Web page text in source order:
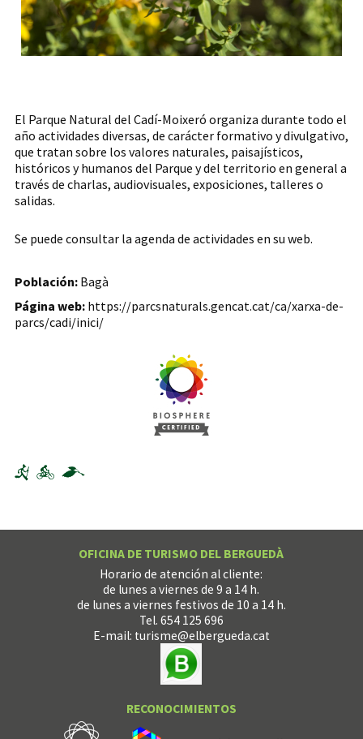
El Parque Natural del Cadí-Moixeró organiza durante todo el
año actividades diversas, de carácter formativo y divulgativo,
que tratan sobre los valores naturales, paisajísticos,
históricos y humanos del Parque y del territorio en general a
través de charlas, audiovisuales, exposiciones, talleres o
salidas.
Se puede consultar la agenda de actividades en su web.
Población: Bagà
Página web: https://parcsnaturals.gencat.cat/ca/xarxa-de-
parcs/cadi/inici/
OFICINA DE TURISMO DEL BERGUEDÀ
Horario de atención al cliente:
de lunes a viernes de 9 a 14 h.
de lunes a viernes festivos de 10 a 14 h.
Tel. 654 125 696
E-mail: turisme@elbergueda.cat
RECONOCIMIENTOS